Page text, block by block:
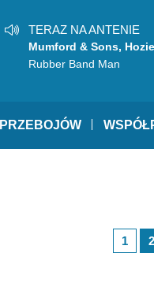
TERAZ NA ANTENIE
Mumford & Sons,
Rubber Band Man
1 2